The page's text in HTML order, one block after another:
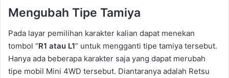
Mengubah Tipe Tamiya
Pada layar pemilihan karakter kalian dapat menekan
tombol “R1 atau L1” untuk mengganti tipe tamiya tersebut.
Hanya ada beberapa karakter saja yang dapat merubah
tipe mobil Mini 4WD tersebut. Diantaranya adalah Retsu